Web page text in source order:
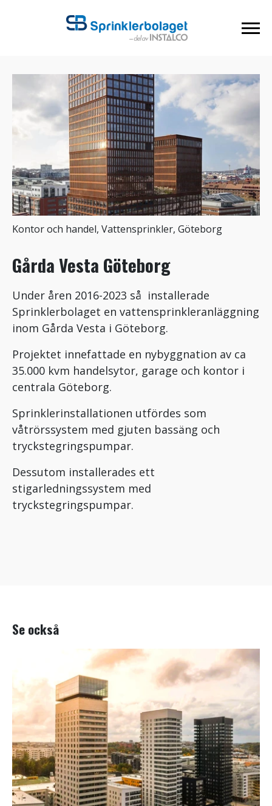
Kontor och handel, Vattensprinkler, Göteborg
Gårda Vesta Göteborg
Under åren 2016-2023 så installerade
Sprinklerbolaget en vattensprinkleranläggning
inom Gårda Vesta i Göteborg.
Projektet innefattade en nybyggnation av ca
35.000 kvm handelsytor, garage och kontor i
centrala Göteborg.
Sprinklerinstallationen utfördes som
våtrörssystem med gjuten bassäng och
tryckstegringspumpar.
Dessutom installerades ett
stigarledningssystem med
tryckstegringspumpar.
Se också